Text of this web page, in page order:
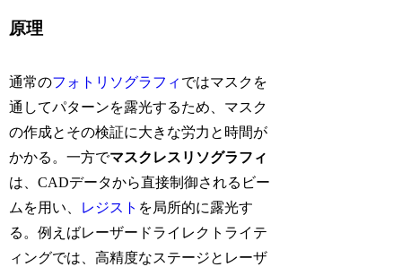
原理
通常のフォトリソグラフィ ではマスクを
通してパターンを露光するため、マスク
の作成とその検証に大きな労力と時間が
かかる。一方でマスクレスリソグラフィ
は、CADデータから直接制御されるビー
ムを用い、
レジスト を局所的に露光す
る。例えばレーザードライレクトライテ
ィングでは、高精度なステージとレーザ